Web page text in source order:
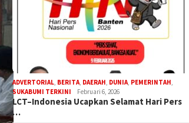
ADVERTORIAL BERITA DAERAH DUNIA PEMERINTAH
SUKABUMI TERKINI
Februari 6, 2026
LCT–Indonesia Ucapkan Selamat Hari Pers
…